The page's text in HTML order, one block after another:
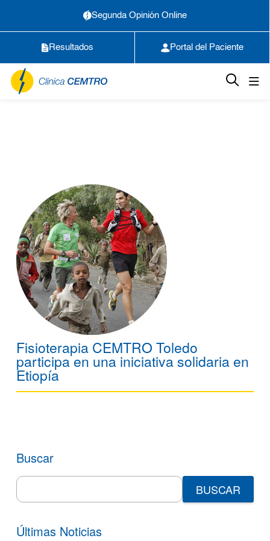
Segunda Opinión Online
Resultados Portal del Paciente
Fisioterapia CEMTRO Toledo
participa en una iniciativa solidaria en
Etiopía
Buscar
Search
for:
Últimas Noticias